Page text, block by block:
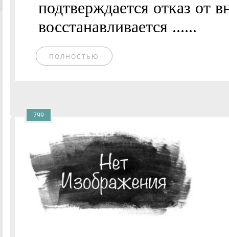
подтверждается отказ от
восстанавливается ......
ПОЛНОСТЬЮ
799